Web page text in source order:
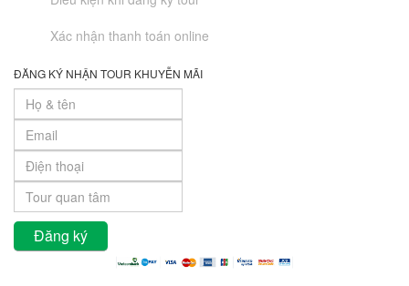
Xác nhận thanh toán online
ĐĂNG KÝ NHẬN TOUR KHUYỄN MÃI